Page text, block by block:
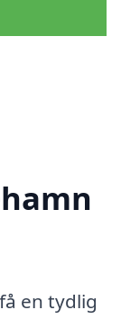
en tydlig